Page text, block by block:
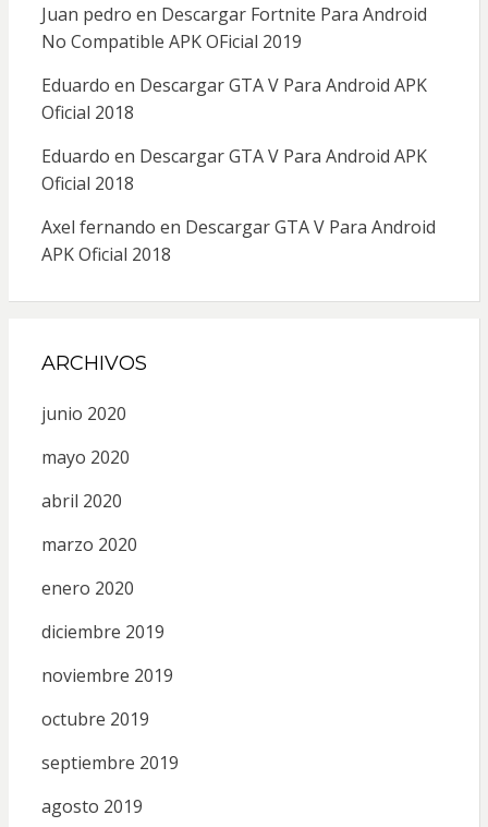
Juan pedro en Descargar Fortnite Para Android
No Compatible APK OFicial 2019
Eduardo en Descargar GTA V Para Android APK
Oficial 2018
Eduardo en Descargar GTA V Para Android APK
Oficial 2018
Axel fernando en Descargar GTA V Para Android
APK Oficial 2018
ARCHIVOS
junio 2020
mayo 2020
abril 2020
marzo 2020
enero 2020
diciembre 2019
noviembre 2019
octubre 2019
septiembre 2019
agosto 2019